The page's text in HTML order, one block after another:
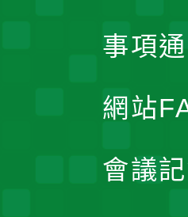
事項
網站
會議